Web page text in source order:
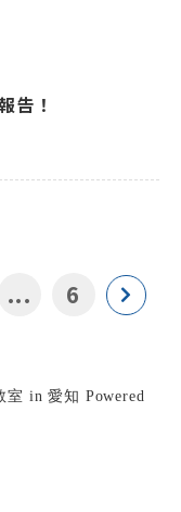
告！
... 6